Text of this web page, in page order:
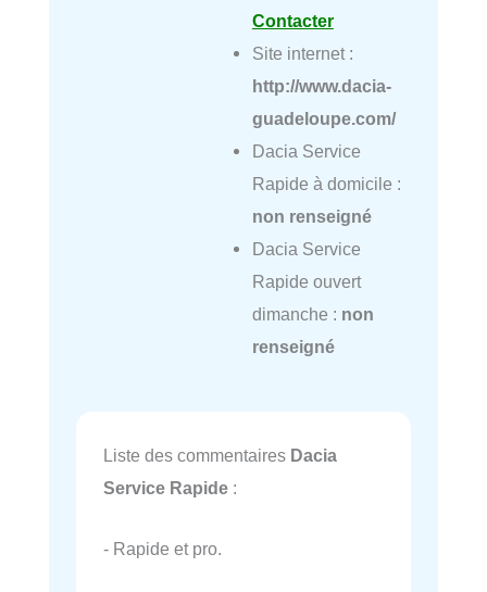
Contacter
Site internet :
http://www.dacia-
guadeloupe.com/
Dacia Service
Rapide à domicile :
non renseigné
Dacia Service
Rapide ouvert
dimanche : non
renseigné
Liste des commentaires Dacia
Service Rapide :
- Rapide et pro.